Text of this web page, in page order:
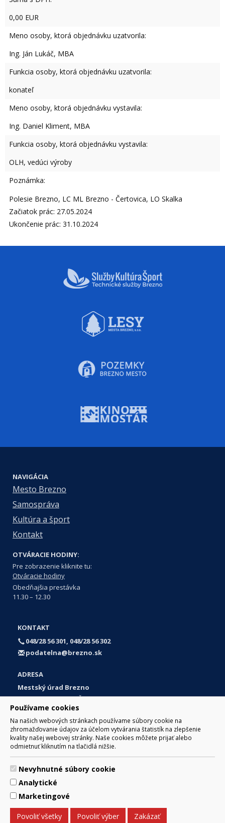
Používame cookies
Na našich webových stránkach používame súbory cookie na
zhromažďovanie údajov za účelom vytvárania štatistík na zlepšenie
kvality našej webovej stránky. Naše cookies môžete prijať alebo
odmietnuť kliknutím na tlačidlá nižšie.
Nevyhnutné súbory cookie
Analytické
Marketingové
Povoliť všetky Povoliť výber Zakázať
0,00 EUR
Meno osoby, ktorá objednávku uzatvorila:
Ing. Ján Lukáč, MBA
Funkcia osoby, ktorá objednávku uzatvorila:
konateľ
Meno osoby, ktorá objednávku vystavila:
Ing. Daniel Kliment, MBA
Funkcia osoby, ktorá objednávku vystavila:
OLH, vedúci výroby
Poznámka:
Polesie Brezno, LC ML Brezno - Čertovica, LO Skalka
Začiatok prác: 27.05.2024
Ukončenie prác: 31.10.2024
NAVIGÁCIA
Mesto Brezno
Samospráva
Kultúra a šport
Kontakt
OTVÁRACIE HODINY:
Pre zobrazenie kliknite tu:
Otváracie hodiny
Obedňajšia prestávka
11.30 – 12.30
KONTAKT
048/28 56 301, 048/28 56 302
podatelna@brezno.sk
ADRESA
Mestský úrad Brezno
Námestie gen. M. R. Štefánika 1
977 01 Brezno
Slovakia (Slovak Republic)
© 2017 Mesto Brezno, Námestie gen. M. R. Štefánika 1, Brezno
977 01 Tel.: 048/28 56 301, 048/28 56 302 Email:
Za obsah zodpovedá Mesto Brezno. Technický prevádzkovateľ:
Arrabella, s.r.o. , Pod Donátom 12/136 Žiar nad Hronom 965 01
podpora@internetova-stranka.sk